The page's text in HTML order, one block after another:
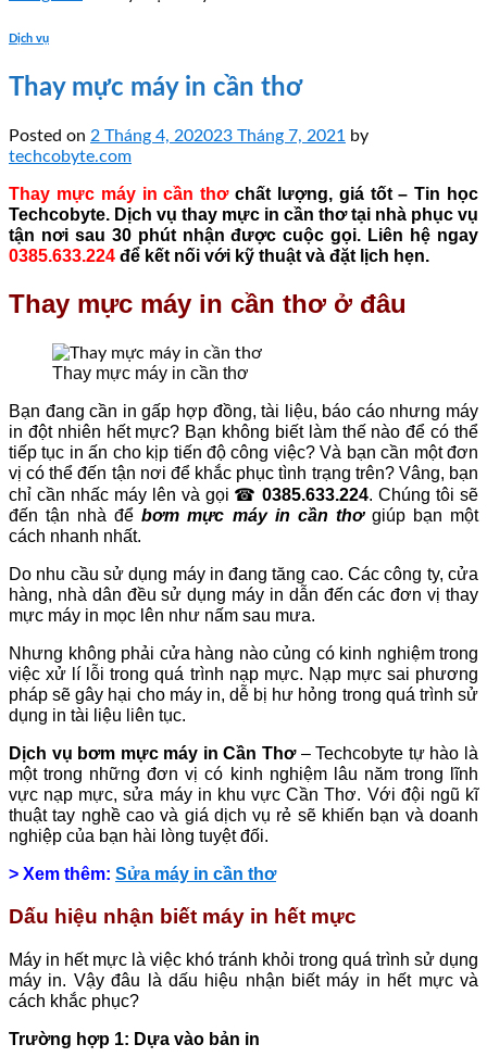
Dịch vụ
Thay mực máy in cần thơ
Posted on 2 Tháng 4, 202023 Tháng 7, 2021
by
techcobyte.com
Thay mực máy in cần thơchất lượng, giá tốt – Tin học
Techcobyte. Dịch vụ thay mực in cần thơ tại nhà phục vụ
tận nơi sau 30 phút nhận được cuộc gọi. Liên hệ ngay
0385.633.224 để kết nối với kỹ thuật và đặt lịch hẹn.
Thay mực máy in cần thơ ở đâu
Thay mực máy in cần thơ
Bạn đang cần in gấp hợp đồng, tài liệu, báo cáo nhưng máy
in đột nhiên hết mực? Bạn không biết làm thế nào để có thể
tiếp tục in ấn cho kịp tiến độ công việc? Và bạn cần một đơn
vị có thể đến tận nơi để khắc phục tình trạng trên? Vâng, bạn
chỉ cần nhấc máy lên và gọi ☎0385.633.224. Chúng tôi sẽ
đến tận nhà đểbơm mực máy in cần thơgiúp bạn một
cách nhanh nhất.
Do nhu cầu sử dụng máy in đang tăng cao. Các công ty, cửa
hàng, nhà dân đều sử dụng máy in dẫn đến các đơn vị thay
mực máy in mọc lên như nấm sau mưa.
Nhưng không phải cửa hàng nào củng có kinh nghiệm trong
việc xử lí lỗi trong quá trình nạp mực. Nạp mực sai phương
pháp sẽ gây hại cho máy in, dễ bị hư hỏng trong quá trình sử
dụng in tài liệu liên tục.
Dịch vụ bơm mực máy in Cần Thơ– Techcobyte tự hào là
một trong những đơn vị có kinh nghiệm lâu năm trong lĩnh
vực nạp mực, sửa máy in khu vực Cần Thơ. Với đội ngũ kĩ
thuật tay nghề cao và giá dịch vụ rẻ sẽ khiến bạn và doanh
nghiệp của bạn hài lòng tuyệt đối.
> Xem thêm: Sửa máy in cần thơ
Dấu hiệu nhận biết máy in hết mực
Máy in hết mực là việc khó tránh khỏi trong quá trình sử dụng
máy in. Vậy đâu là dấu hiệu nhận biết máy in hết mực và
cách khắc phục?
Trường hợp 1: Dựa vào bản in